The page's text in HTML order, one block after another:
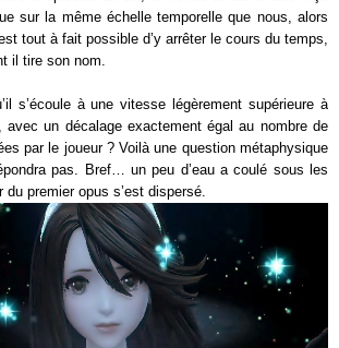
sur la même échelle temporelle que nous, alors
tout à fait possible d’y arrêter le cours du temps,
il tire son nom.
s’écoule à une vitesse légèrement supérieure à
avec un décalage exactement égal au nombre de
par le joueur ? Voilà une question métaphysique
pas. Bref… un peu d’eau a coulé sous les
premier opus s’est dispersé.